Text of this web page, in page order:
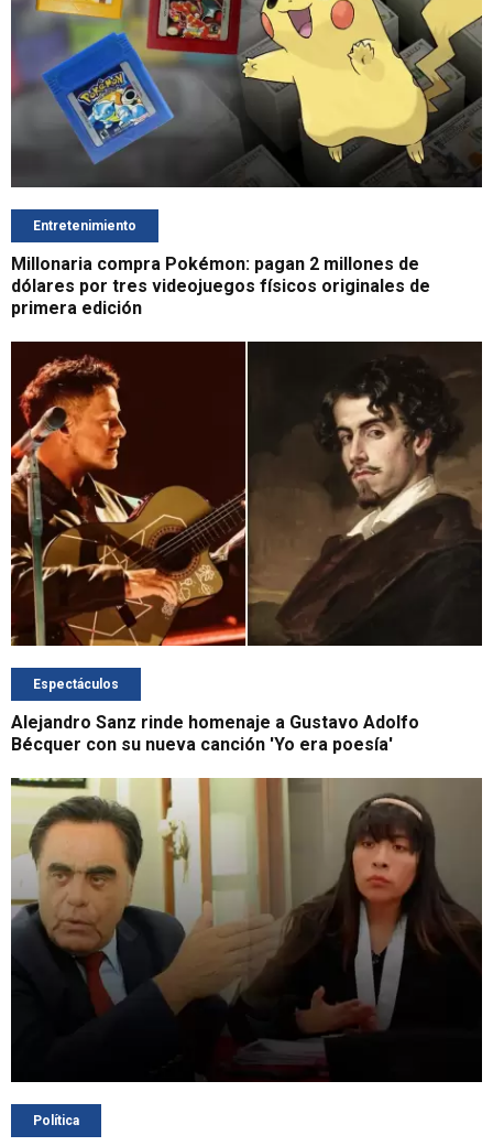
Entretenimiento
Millonaria compra Pokémon: pagan 2 millones de
dólares por tres videojuegos físicos originales de
primera edición
Espectáculos
Alejandro Sanz rinde homenaje a Gustavo Adolfo
Bécquer con su nueva canción 'Yo era poesía'
Política